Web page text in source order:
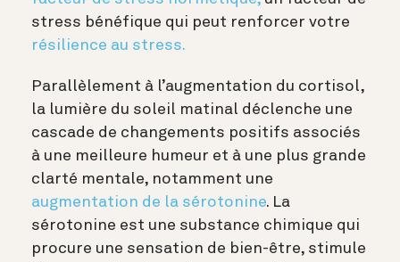
stress bénéfique qui peut renforcer votre
résilience au stress.
Parallèlement à l’augmentation du cortisol,
la lumière du soleil matinal déclenche une
cascade de changements positifs associés
à une meilleure humeur et à une plus grande
clarté mentale, notamment une
augmentation de la sérotonine. La
sérotonine est une substance chimique qui
procure une sensation de bien-être, stimule